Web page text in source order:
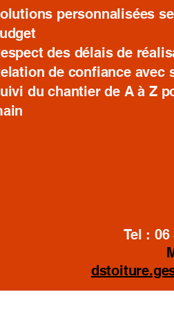
personnalisées
des délais de
de confiance avec
du chantier de A à Z
Tel : 06